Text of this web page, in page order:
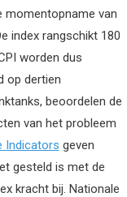
momentopname van
index rangschikt 180
worden dus
op dertien
beoordelen de
van het probleem
Indicators geven
gesteld is met de
kracht bij. Nationale